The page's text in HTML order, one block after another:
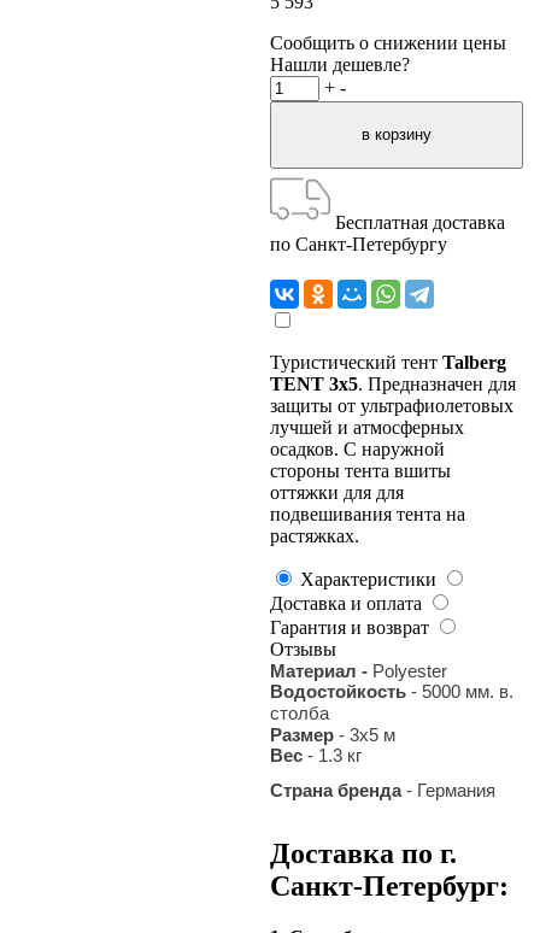
Сообщить о снижении цены
Нашли дешевле?
+ -
Бесплатная доставка
по Санкт-Петербургу
Туристический тент Talberg
TENT 3x5. Предназначен для
защиты от ультрафиолетовых
лучшей и атмосферных
осадков. С наружной
стороны тента вшиты
оттяжки для для
подвешивания тента на
растяжках.
Характеристики
Доставка и оплата
Гарантия и возврат
Отзывы
Материал - Polyester
Водостойкость - 5000 мм. в.
столба
Размер - 3х5 м
Вес - 1.3 кг
Страна бренда- Германия
Доставка по г.
Санкт-Петербург: